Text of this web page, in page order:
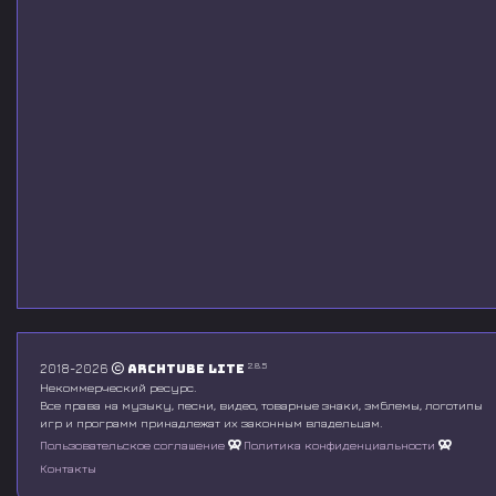
2018-2026 Archtube Lite 2.8.5
Некоммерческий ресурс.
Все права на музыку, песни, видео, товарные знаки, эмблемы, логотипы
игр и программ принадлежат их законным владельцам.
Пользовательское соглашение
Политика конфиденциальности
Контакты